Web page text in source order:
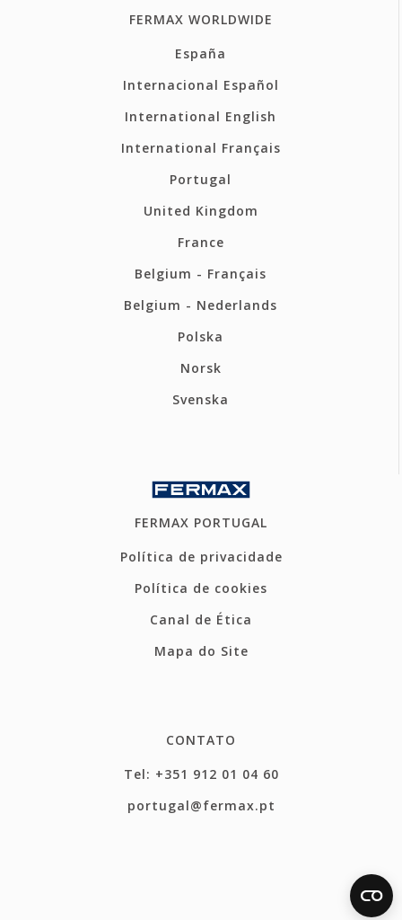
FERMAX WORLDWIDE
España
Internacional Español
International English
International Français
Portugal
United Kingdom
France
Belgium - Français
Belgium - Nederlands
Polska
Norsk
Svenska
FERMAX PORTUGAL
Política de privacidade
Política de cookies
Canal de Ética
Mapa do Site
CONTATO
Tel: +351 912 01 04 60
portugal@fermax.pt